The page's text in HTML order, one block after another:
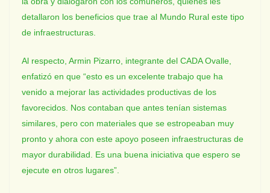
detallaron los beneficios que trae al Mundo Rural este tipo
de infraestructuras.
Al respecto, Armin Pizarro, integrante del CADA Ovalle,
enfatizó en que “esto es un excelente trabajo que ha
venido a mejorar las actividades productivas de los
favorecidos. Nos contaban que antes tenían sistemas
similares, pero con materiales que se estropeaban muy
pronto y ahora con este apoyo poseen infraestructuras de
mayor durabilidad. Es una buena iniciativa que espero se
ejecute en otros lugares”.